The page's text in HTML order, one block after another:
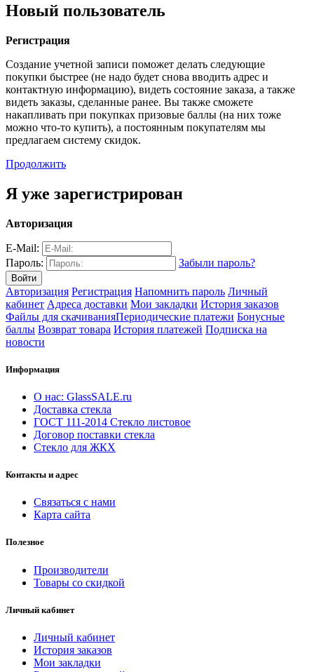
Новый пользователь
Регистрация
Создание учетной записи поможет делать следующие
покупки быстрее (не надо будет снова вводить адрес и
контактную информацию), видеть состояние заказа, а также
видеть заказы, сделанные ранее. Вы также сможете
накапливать при покупках призовые баллы (на них тоже
можно что-то купить), а постоянным покупателям мы
предлагаем систему скидок.
Продолжить
Я уже зарегистрирован
Авторизация
E-Mail:
Пароль:
Забыли пароль?
Авторизация Регистрация Напомнить пароль Личный
кабинет Адреса доставки Мои закладки История заказов
Файлы для скачиванияПериодические платежи Бонусные
баллы Возврат товара История платежей Подписка на
новости
Информация
О нас: GlassSALE.ru
Доставка стекла
ГОСТ 111-2014 Стекло листовое
Договор поставки стекла
Стекло для ЖКХ
Контакты и адрес
Связаться с нами
Карта сайта
Полезное
Производители
Товары со скидкой
Личный кабинет
Личный кабинет
История заказов
Мои закладки